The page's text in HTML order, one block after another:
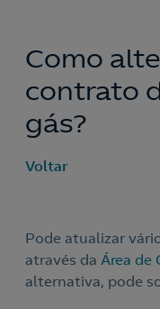
Como
contrato
gás?
Voltar
Pode atualizar
através da Área de
alternativa, pode